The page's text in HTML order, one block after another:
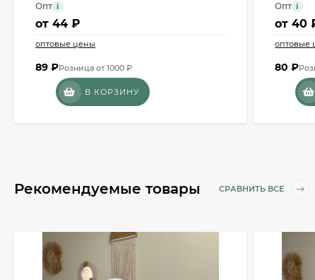
Опт i
от 44 ₽
оптовые цены
89 ₽Розница от 1000 ₽
В КОРЗИНУ
Опт i
от40
оптовые
80₽
Рекомендуемые товары СРАВНИТЬ ВСЕ